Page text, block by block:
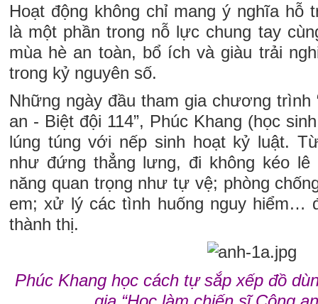
Hoạt động không chỉ mang ý nghĩa hỗ
là một phần trong nỗ lực chung tay
mùa hè an toàn, bổ ích và giàu trải
trong kỷ nguyên số.
Những ngày đầu tham gia chương trình
an - Biệt đội 114”, Phúc Khang (học
lúng túng với nếp sinh hoạt kỷ luật.
như đứng thẳng lưng, đi không kéo
năng quan trọng như tự vệ; phòng
em; xử lý các tình huống nguy hiểm…
thành thị.
Phúc Khang học cách tự sắp xếp đồ